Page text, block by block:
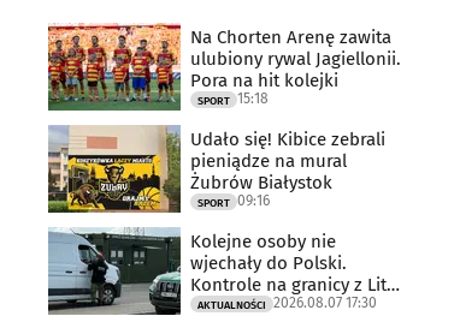
Na Chorten Arenę zawita
ulubiony rywal Jagiellonii.
Pora na hit kolejki
SPORT 15:18
Udało się! Kibice zebrali
pieniądze na mural
Żubrów Białystok
SPORT 09:16
Kolejne osoby nie
wjechały do Polski.
Kontrole na granicy z Litwą
trwają
AKTUALNOŚCI 2026.08.07 17:30